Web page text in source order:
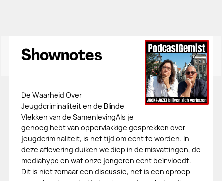
Shownotes
De Waarheid Over
Jeugdcriminaliteit en de Blinde
Vlekken van de SamenlevingAls je
genoeg hebt van oppervlakkige gesprekken over
jeugdcriminaliteit, is het tijd om echt te worden. In
deze aflevering duiken we diep in de misvattingen, de
mediahype en wat onze jongeren echt beïnvloedt.
Dit is niet zomaar een discussie, het is een oproep